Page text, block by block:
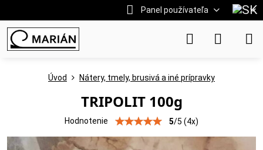
Panel používateľa
Úvod Nátery, tmely, brusivá a iné prípravky
TRIPOLIT 100g
Hodnotenie 5/5 (4x)